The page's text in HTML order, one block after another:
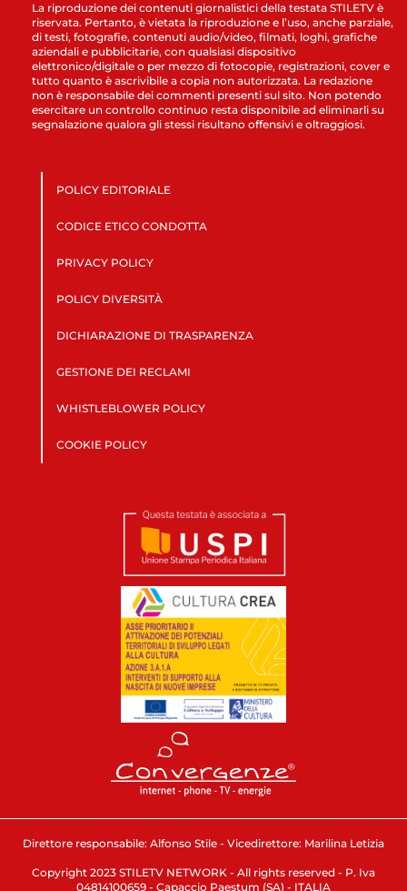
La riproduzione dei contenuti giornalistici della testata STILETV è
riservata. Pertanto, è vietata la riproduzione e l’uso, anche parziale,
di testi, fotografie, contenuti audio/video, filmati, loghi, grafiche
aziendali e pubblicitarie, con qualsiasi dispositivo
elettronico/digitale o per mezzo di fotocopie, registrazioni, cover e
tutto quanto è ascrivibile a copia non autorizzata. La redazione
non è responsabile dei commenti presenti sul sito. Non potendo
esercitare un controllo continuo resta disponibile ad eliminarli su
segnalazione qualora gli stessi risultano offensivi e oltraggiosi.
POLICY EDITORIALE
CODICE ETICO CONDOTTA
PRIVACY POLICY
POLICY DIVERSITÀ
DICHIARAZIONE DI TRASPARENZA
GESTIONE DEI RECLAMI
WHISTLEBLOWER POLICY
COOKIE POLICY
Direttore responsabile: Alfonso Stile - Vicedirettore: Marilina Letizia
Copyright 2023 STILETV NETWORK - All rights reserved - P. Iva
04814100659 - Capaccio Paestum (SA) - ITALIA